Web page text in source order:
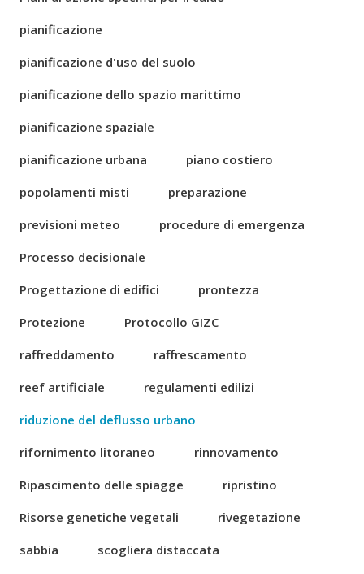
pianificazione
pianificazione d'uso del suolo
pianificazione dello spazio marittimo
pianificazione spaziale
pianificazione urbana
piano costiero
popolamenti misti
preparazione
previsioni meteo
procedure di emergenza
Processo decisionale
Progettazione di edifici
prontezza
Protezione
Protocollo GIZC
raffreddamento
raffrescamento
reef artificiale
regulamenti edilizi
riduzione del deflusso urbano
rifornimento litoraneo
rinnovamento
Ripascimento delle spiagge
ripristino
Risorse genetiche vegetali
rivegetazione
sabbia
scogliera distaccata